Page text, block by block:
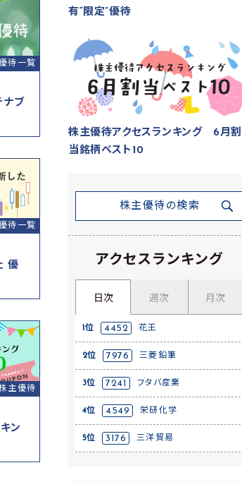
待一覧
ブ
待一覧
優
主優待
ン
有“限定”優待
株主優待アクセスランキング 6月割
当銘柄ベスト10
株主優待の検索
アクセスランキング
日次 週次 月次
1位 4452 花王
2位 7976 三菱鉛筆
3位 7241 フタバ産業
4位 4549 栄研化学
5位 3176 三洋貿易